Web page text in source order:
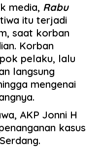
media, Rabu
itu terjadi
saat korban
Korban
pelaku, lalu
langsung
mengenai
AKP Jonni H
kasus